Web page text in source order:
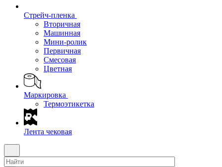
Стрейч-пленка
Вторичная
Машинная
Мини-ролик
Первичная
Смесовая
Цветная
Маркировка
Термоэтикетка
Лента чековая